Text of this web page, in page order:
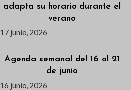
adapta su horario durante el
verano
17 junio, 2026
Agenda semanal del 16 al 21
de junio
16 junio, 2026